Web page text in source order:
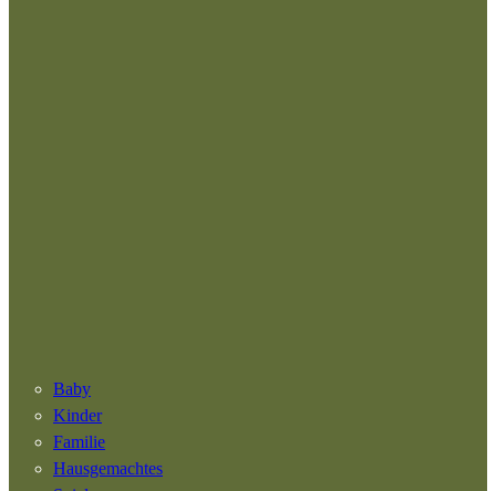
Baby
Kinder
Familie
Hausgemachtes